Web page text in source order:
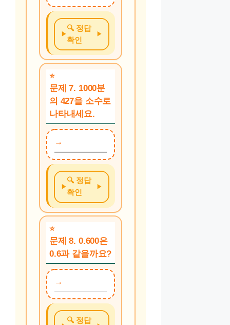
🔍 정답
확인
문제 7. 1000분
의 427을 소수로
나타내세요.
🔍 정답
확인
문제 8. 0.600은
0.6과 같을까요?
🔍 정답